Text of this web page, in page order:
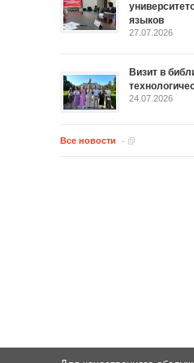
языков
27.07.2026
Визит в
24.07.2026
Все новости